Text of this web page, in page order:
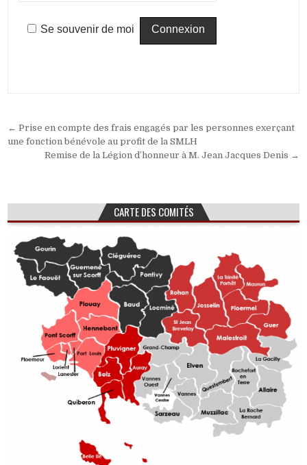
Se souvenir de moi
Navigation
de
← Prise en compte des frais engagés par les personnes exerçant
une fonction bénévole au profit de la SMLH
Remise de la Légion d’honneur à M. Jean Jacques Denis →
CARTE DES COMITÉS